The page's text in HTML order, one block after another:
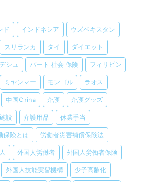
ド インドネシア ウズベキスタン
スリランカ タイ ダイエット
シュ パート 社会 保険 フィリピン
ミヤンマー モンゴル ラオス
中国China 介護 介護グッズ
設 介護用品 休業手当
保険とは 労働者災害補償保険法
外国人労働者 外国人労働者保険
外国人技能実習機構 少子高齢化